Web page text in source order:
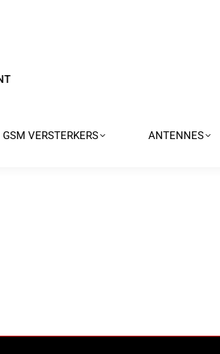
GSM VERSTERKERS ANTENNES